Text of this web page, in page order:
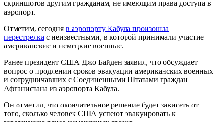
скриншотов другим гражданам, не имеющим права доступа в
аэропорт.
Отметим, сегодня в аэропорту Кабула произошла
перестрелка с неизвестными, в которой принимали участие
американские и немецкие военные.
Ранее президент США Джо Байден заявил, что обсуждает
вопрос о продлении сроков эвакуации американских военных
и сотрудничавших с Соединенными Штатами граждан
Афганистана из аэропорта Кабула.
Он отметил, что окончательное решение будет зависеть от
того, сколько человек США успеют эвакуировать к